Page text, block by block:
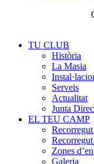
TU CLUB
Història
La Masia
Serveis
Actualitat
Junta
EL TEU CAMP
Zones
Galeria